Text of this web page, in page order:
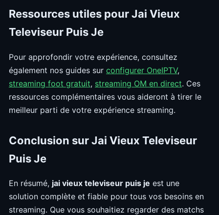
Ressources utiles pour Jai Vieux
Televiseur Puis Je
Pour approfondir votre expérience, consultez
également nos guides sur configurer OneIPTV,
streaming foot gratuit, streaming OM en direct. Ces
ressources complémentaires vous aideront à tirer le
meilleur parti de votre expérience streaming.
Conclusion sur Jai Vieux Televiseur
Puis Je
En résumé, jai vieux televiseur puis je est une
solution complète et fiable pour tous vos besoins en
streaming. Que vous souhaitiez regarder des matchs